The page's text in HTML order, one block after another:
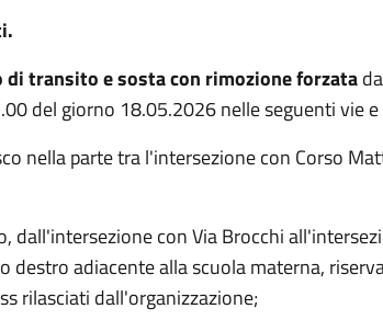
transito e sosta con rimozione forzata
del giorno 18.05.2026 nelle seguenti vie e
nella parte tra l'intersezione con Corso
con Via Brocchi
destro adiacente alla scuola materna,
rilasciati dall'organizzazione;